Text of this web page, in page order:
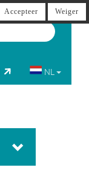
NL
Accepteer Weiger